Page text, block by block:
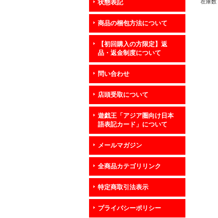
状態表記
商品の梱包方法について
【初回購入の方限定】返
品・返金制度について
問い合わせ
店頭受取について
遊戯王「アジア圏向け日本
語表記カード」について
メールマガジン
全商品カテゴリリンク
特定商取引法表示
プライバシーポリシー
在庫数